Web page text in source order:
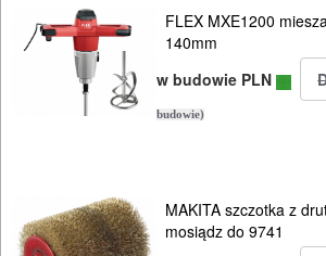
Akumulatorowe
Ręczne
Wyposażenie
FLEX MXE1200
140mm
w budowie PLN
budowie)
MAKITA szczotka z
mosiądz do 9741